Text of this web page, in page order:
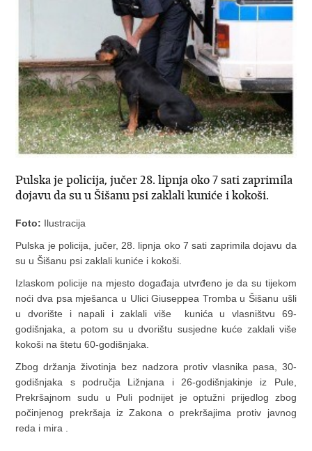
Pulska je policija, jučer 28. lipnja oko 7 sati zaprimila
dojavu da su u Šišanu psi zaklali kuniće i kokoši.
Foto: Ilustracija
Pulska je policija, jučer, 28. lipnja oko 7 sati zaprimila dojavu da
su u Šišanu psi zaklali kuniće i kokoši.
Izlaskom policije na mjesto događaja utvrđeno je da su tijekom
noći dva psa mješanca u Ulici Giuseppea Tromba u Šišanu ušli
u dvorište i napali i zaklali više kunića u vlasništvu 69-
godišnjaka, a potom su u dvorištu susjedne kuće zaklali više
kokoši na štetu 60-godišnjaka.
Zbog držanja životinja bez nadzora protiv vlasnika pasa, 30-
godišnjaka s područja Ližnjana i 26-godišnjakinje iz Pule,
Prekršajnom sudu u Puli podnijet je optužni prijedlog zbog
počinjenog prekršaja iz Zakona o prekršajima protiv javnog
reda i mira .